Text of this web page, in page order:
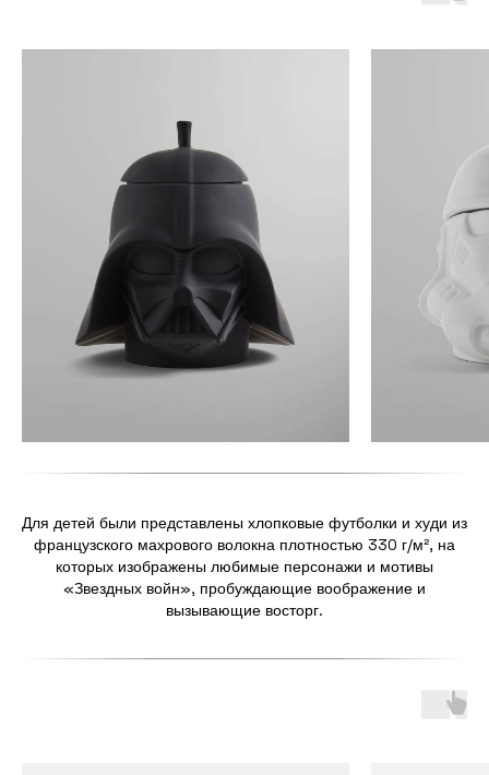
Для детей были представлены хлопковые футболки и худи из
французского махрового волокна плотностью 330 г/м², на
которых изображены любимые персонажи и мотивы
«Звездных войн», пробуждающие воображение и
вызывающие восторг.